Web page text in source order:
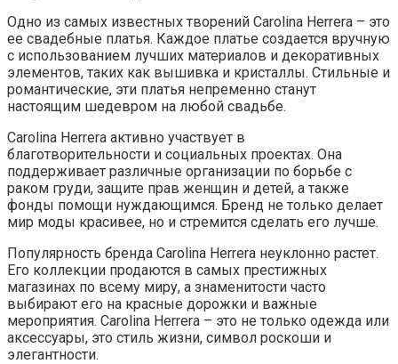
Одно из самых известных творений Carolina Herrera – это
ее свадебные платья. Каждое платье создается вручную
с использованием лучших материалов и декоративных
элементов, таких как вышивка и кристаллы. Стильные и
романтические, эти платья непременно станут
настоящим шедевром на любой свадьбе.
Carolina Herrera активно участвует в
благотворительности и социальных проектах. Она
поддерживает различные организации по борьбе с
раком груди, защите прав женщин и детей, а также
фонды помощи нуждающимся. Бренд не только делает
мир моды красивее, но и стремится сделать его лучше.
Популярность бренда Carolina Herrera неуклонно растет.
Его коллекции продаются в самых престижных
магазинах по всему миру, а знаменитости часто
выбирают его на красные дорожки и важные
мероприятия. Carolina Herrera – это не только одежда или
аксессуары, это стиль жизни, символ роскоши и
элегантности.